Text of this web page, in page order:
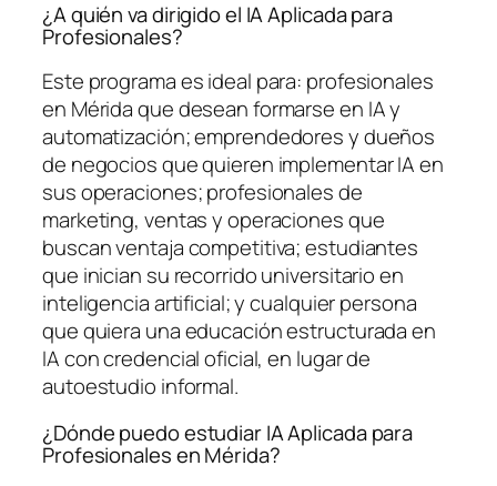
¿A quién va dirigido el IA Aplicada para
Profesionales?
Este programa es ideal para: profesionales
en Mérida que desean formarse en IA y
automatización; emprendedores y dueños
de negocios que quieren implementar IA en
sus operaciones; profesionales de
marketing, ventas y operaciones que
buscan ventaja competitiva; estudiantes
que inician su recorrido universitario en
inteligencia artificial; y cualquier persona
que quiera una educación estructurada en
IA con credencial oficial, en lugar de
autoestudio informal.
¿Dónde puedo estudiar IA Aplicada para
Profesionales en Mérida?